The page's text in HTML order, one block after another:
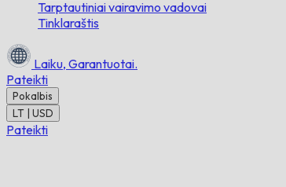
Tarptautiniai vairavimo vadovai
Tinklaraštis
Laiku, Garantuotai.
Pateikti
Pokalbis
LT | USD
Pateikti